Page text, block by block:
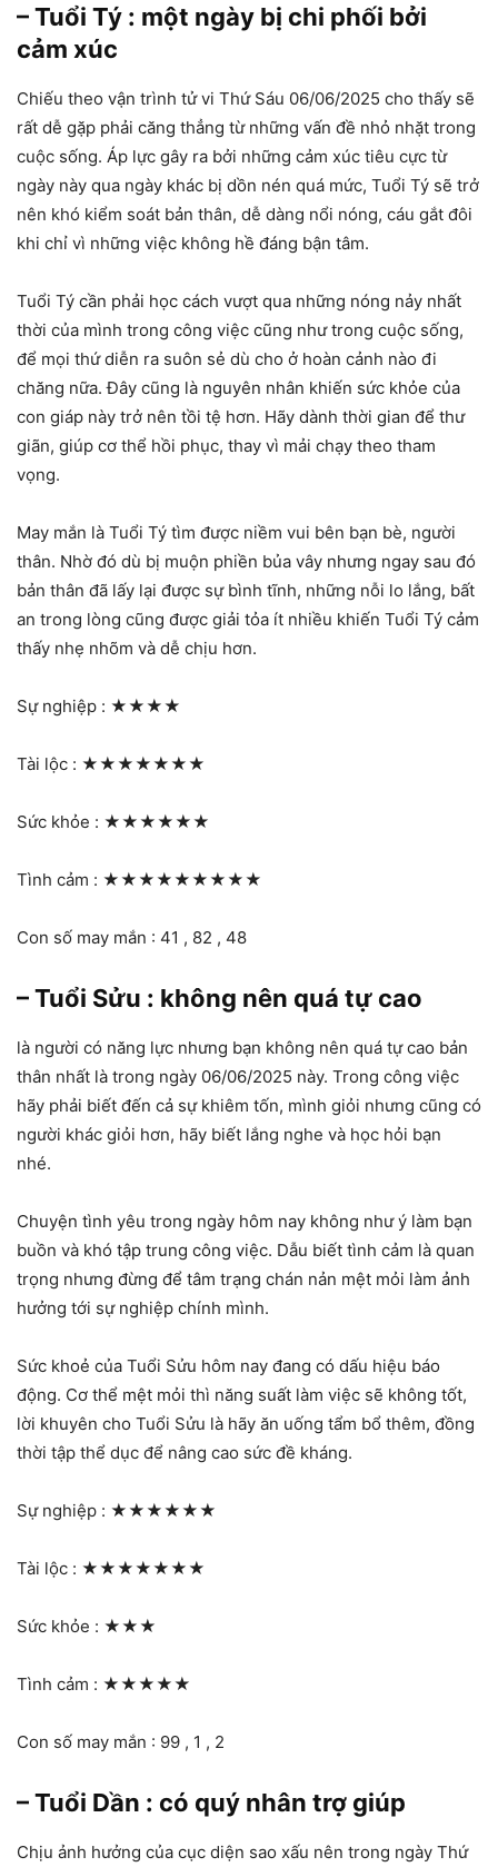
– Tuổi Tý : một ngày bị chi phối bởi
cảm xúc
Chiếu theo vận trình tử vi Thứ Sáu 06/06/2025 cho thấy sẽ
rất dễ gặp phải căng thẳng từ những vấn đề nhỏ nhặt trong
cuộc sống. Áp lực gây ra bởi những cảm xúc tiêu cực từ
ngày này qua ngày khác bị dồn nén quá mức, Tuổi Tý sẽ trở
nên khó kiểm soát bản thân, dễ dàng nổi nóng, cáu gắt đôi
khi chỉ vì những việc không hề đáng bận tâm.
Tuổi Tý cần phải học cách vượt qua những nóng nảy nhất
thời của mình trong công việc cũng như trong cuộc sống,
để mọi thứ diễn ra suôn sẻ dù cho ở hoàn cảnh nào đi
chăng nữa. Đây cũng là nguyên nhân khiến sức khỏe của
con giáp này trở nên tồi tệ hơn. Hãy dành thời gian để thư
giãn, giúp cơ thể hồi phục, thay vì mải chạy theo tham
vọng.
May mắn là Tuổi Tý tìm được niềm vui bên bạn bè, người
thân. Nhờ đó dù bị muộn phiền bủa vây nhưng ngay sau đó
bản thân đã lấy lại được sự bình tĩnh, những nỗi lo lắng, bất
an trong lòng cũng được giải tỏa ít nhiều khiến Tuổi Tý cảm
thấy nhẹ nhõm và dễ chịu hơn.
Sự nghiệp : ★★★★
Tài lộc : ★★★★★★★
Sức khỏe : ★★★★★★
Tình cảm : ★★★★★★★★★
Con số may mắn : 41 , 82 , 48
– Tuổi Sửu : không nên quá tự cao
là người có năng lực nhưng bạn không nên quá tự cao bản
thân nhất là trong ngày 06/06/2025 này. Trong công việc
hãy phải biết đến cả sự khiêm tốn, mình giỏi nhưng cũng có
người khác giỏi hơn, hãy biết lắng nghe và học hỏi bạn
nhé.
Chuyện tình yêu trong ngày hôm nay không như ý làm bạn
buồn và khó tập trung công việc. Dẫu biết tình cảm là quan
trọng nhưng đừng để tâm trạng chán nản mệt mỏi làm ảnh
hưởng tới sự nghiệp chính mình.
Sức khoẻ của Tuổi Sửu hôm nay đang có dấu hiệu báo
động. Cơ thể mệt mỏi thì năng suất làm việc sẽ không tốt,
lời khuyên cho Tuổi Sửu là hãy ăn uống tẩm bổ thêm, đồng
thời tập thể dục để nâng cao sức đề kháng.
Sự nghiệp : ★★★★★★
Tài lộc : ★★★★★★★
Sức khỏe : ★★★
Tình cảm : ★★★★★
Con số may mắn : 99 , 1 , 2
– Tuổi Dần : có quý nhân trợ giúp
Chịu ảnh hưởng của cục diện sao xấu nên trong ngày Thứ